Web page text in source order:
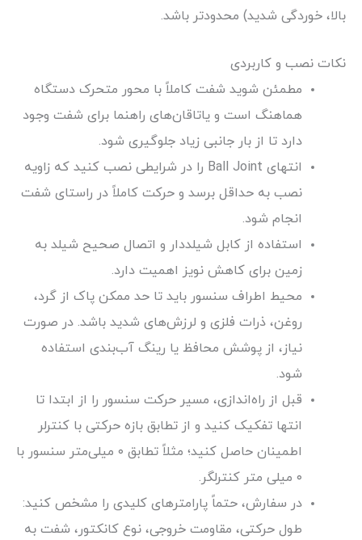
بالا، خوردگی شدید) محدودتر باشد.
نکات نصب و کاربردی
مطمئن شوید شفت کاملاً با محور متحرک دستگاه
هماهنگ است و یاتاقان‌های راهنما برای شفت وجود
دارد تا از بار جانبی زیاد جلوگیری شود.
انتهای Ball Joint را در شرایطی نصب کنید که زاویه
نصب به حداقل برسد و حرکت کاملاً در راستای شفت
انجام شود.
استفاده از کابل شیلددار و اتصال صحیح شیلد به
زمین برای کاهش نویز اهمیت دارد.
محیط اطراف سنسور باید تا حد ممکن پاک از گرد،
روغن، ذرات فلزی و لرزش‌های شدید باشد. در صورت
نیاز، از پوشش محافظ یا رینگ آب‌بندی استفاده
شود.
قبل از راه‌اندازی، مسیر حرکت سنسور را از ابتدا تا
انتها تفکیک کنید و از تطابق بازه حرکتی با کنترلر
اطمینان حاصل کنید؛ مثلاً تطابق ۰ میلی‌متر سنسور با
۰ میلی متر کنترلگر.
در سفارش، حتماً پارامترهای کلیدی را مشخص کنید:
طول حرکتی، مقاومت خروجی، نوع کانکتور، شفت به